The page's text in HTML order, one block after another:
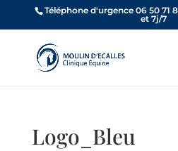
Téléphone d'urgence 06 50 71
et 7j/7
Logo_Bleu